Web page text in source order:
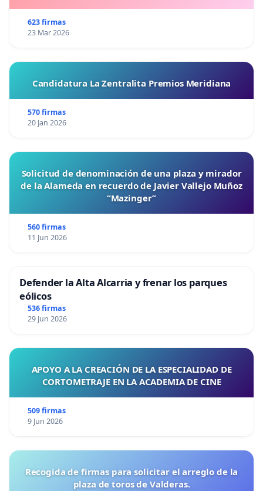
623 firmas
23 Mar 2026
Candidatura La Zentralita Premios Meridiana
570 firmas
20 Jan 2026
Solicitud de denominación de una plaza y mirador
de la Alameda en recuerdo de Javier Vallejo Muñoz
“Mazinger”
560 firmas
11 Jun 2026
Defender la Alta Alcarria y frenar los parques
eólicos
536 firmas
29 Jun 2026
APOYO A LA CREACIÓN DE LA ESPECIALIDAD DE
CORTOMETRAJE EN LA ACADEMIA DE CINE
509 firmas
9 Jun 2026
Recogida de firmas para solicitar el arreglo de la
plaza de toros de Valderas.